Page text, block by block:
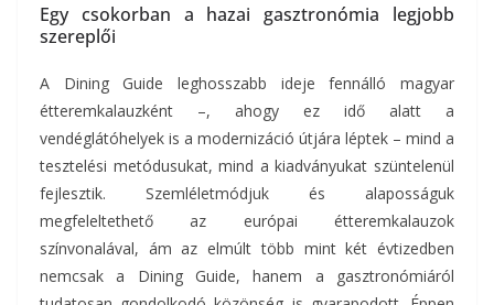
Egy csokorban a hazai gasztronómia legjobb
szereplői
A Dining Guide leghosszabb ideje fennálló magyar
étteremkalauzként –, ahogy ez idő alatt a
vendéglátóhelyek is a modernizáció útjára léptek – mind a
tesztelési metódusukat, mind a kiadványukat szüntelenül
fejlesztik. Szemléletmódjuk és alaposságuk
megfeleltethető az európai étteremkalauzok
színvonalával, ám az elmúlt több mint két évtizedben
nemcsak a Dining Guide, hanem a gasztronómiáról